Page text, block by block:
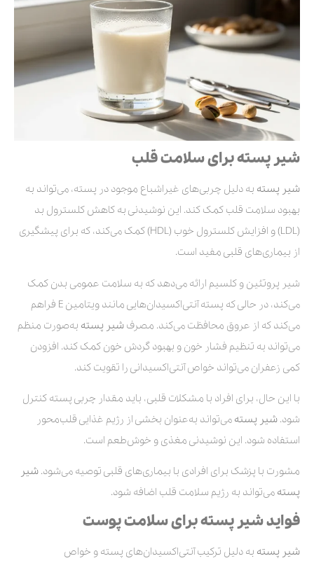
شیر پسته برای سلامت قلب
شیر پسته به دلیل چربی‌های غیراشباع موجود در پسته، می‌تواند به
بهبود سلامت قلب کمک کند. این نوشیدنی به کاهش کلسترول بد
(LDL) و افزایش کلسترول خوب (HDL) کمک می‌کند، که برای پیشگیری
از بیماری‌های قلبی مفید است.
شیر پروتئین و کلسیم ارائه می‌دهد که به سلامت عمومی بدن کمک
می‌کند، در حالی که پسته آنتی‌اکسیدان‌هایی مانند ویتامین E فراهم
می‌کند که از عروق محافظت می‌کند. مصرف شیر پسته به‌صورت منظم
می‌تواند به تنظیم فشار خون و بهبود گردش خون کمک کند. افزودن
کمی زعفران می‌تواند خواص آنتی‌اکسیدانی را تقویت کند.
با این حال، برای افراد با مشکلات قلبی، باید مقدار چربی پسته کنترل
شود. شیر پسته می‌تواند به‌عنوان بخشی از رژیم غذایی قلب‌محور
استفاده شود. این نوشیدنی مغذی و خوش‌طعم است.
مشورت با پزشک برای افرادی با بیماری‌های قلبی توصیه می‌شود. شیر
پسته می‌تواند به رژیم سلامت قلب اضافه شود.
فواید شیر پسته برای سلامت پوست
شیر پسته به دلیل ترکیب آنتی‌اکسیدان‌های پسته و خواص